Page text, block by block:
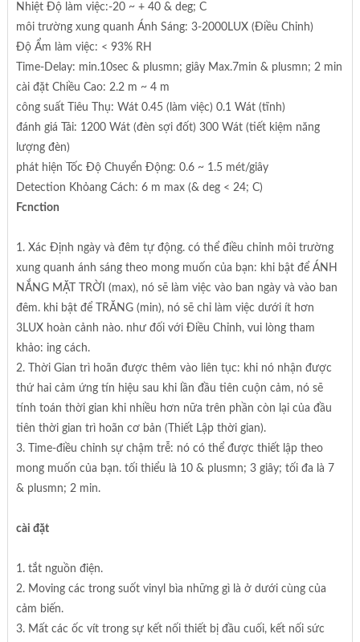
Nhiệt Độ làm việc:-20 ~ + 40 & deg; C
môi trường xung quanh Ánh Sáng: 3-2000LUX (Điều Chỉnh)
Độ Ẩm làm việc: < 93% RH
Time-Delay: min.10sec & plusmn; giây Max.7min & plusmn; 2 min
cài đặt Chiều Cao: 2.2 m ~ 4 m
công suất Tiêu Thụ: Wát 0.45 (làm việc) 0.1 Wát (tĩnh)
đánh giá Tải: 1200 Wát (đèn sợi đốt) 300 Wát (tiết kiệm năng
lượng đèn)
phát hiện Tốc Độ Chuyển Động: 0.6 ~ 1.5 mét/giây
Detection Khỏang Cách: 6 m max (& deg < 24; C)
Fcnction
1. Xác Định ngày và đêm tự động. có thể điều chỉnh môi trường
xung quanh ánh sáng theo mong muốn của bạn: khi bật để ÁNH
NẮNG MẶT TRỜI (max), nó sẽ làm việc vào ban ngày và vào ban
đêm. khi bật để TRĂNG (min), nó sẽ chỉ làm việc dưới ít hơn
3LUX hoàn cảnh nào. như đối với Điều Chỉnh, vui lòng tham
khảo: ing cách.
2. Thời Gian trì hoãn được thêm vào liên tục: khi nó nhận được
thứ hai cảm ứng tín hiệu sau khi lần đầu tiên cuộn cảm, nó sẽ
tính toán thời gian khi nhiều hơn nữa trên phần còn lại của đầu
tiên thời gian trì hoãn cơ bản (Thiết Lập thời gian).
3. Time-điều chỉnh sự chậm trễ: nó có thể được thiết lập theo
mong muốn của bạn. tối thiểu là 10 & plusmn; 3 giây; tối đa là 7
& plusmn; 2 min.
cài đặt
1. tắt nguồn điện.
2. Moving các trong suốt vinyl bìa những gì là ở dưới cùng của
cảm biến.
3. Mất các ốc vít trong sự kết nối thiết bị đầu cuối, kết nối sức